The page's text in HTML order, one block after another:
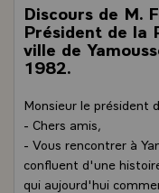
Discours de M.
Président de la
ville de
1982.
Monsieur le président
- Chers amis,
- Vous rencontrer à
confluent d'une
qui aujourd'hui